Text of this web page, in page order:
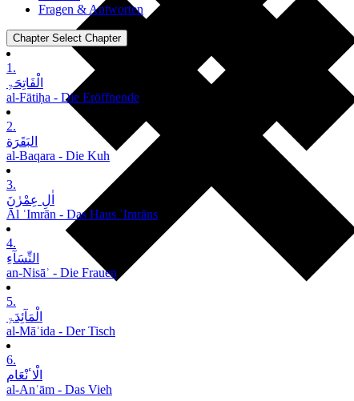
Fragen & Antworten
Chapter Select Chapter
1.
الْفَاتِحَۃِ
al-Fātiḥa - Die Eröffnende
2.
البَقَرَة
al-Baqara - Die Kuh
3.
اٰلِ عِمْرٰنَ
Āl ʿImrān - Das Haus ʿImrāns
4.
النِّسَآءِ
an-Nisāʾ - Die Frauen
5.
الْمَآئِدَۃِ
al-Māʾida - Der Tisch
6.
الْاٴنْعَام
al-Anʿām - Das Vieh